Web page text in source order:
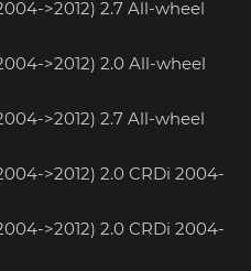
>2012) 2.7 All-wheel
>2012) 2.0 All-wheel
>2012) 2.7 All-wheel
>2012) 2.0 CRDi 2004-
>2012) 2.0 CRDi 2004-